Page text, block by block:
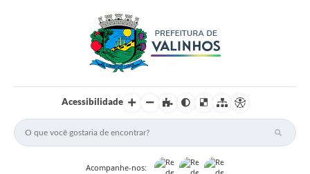
Acessibilidade
Acompanhe-nos: